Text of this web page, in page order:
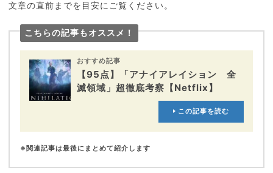
文章の直前までを目安にご覧ください。
こちらの記事もオススメ！
おすすめ記事
【95点】「アナイアレイション 全
滅領域」超徹底考察【Netflix】
この記事を読む
※関連記事は最後にまとめて紹介します